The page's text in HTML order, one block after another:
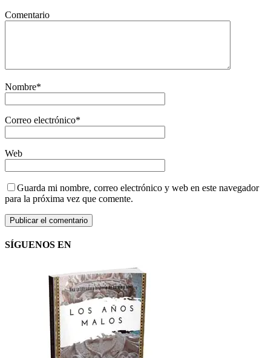
Comentario
Nombre*
Correo electrónico*
Web
Guarda mi nombre, correo electrónico y web en este navegador
para la próxima vez que comente.
SÍGUENOS EN